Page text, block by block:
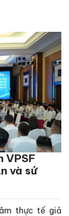
VPSF
và sứ
thực tế giả